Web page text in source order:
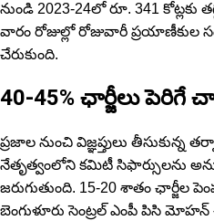
నుండి 2023-24లో రూ. 341 కోట్లకు
వారం రోజుల్లో రోజువారీ ప్రయాణీకుల
చేరుకుంది.
40-45% ఛార్జీలు పెరిగే
ప్రజాల నుంచి విజ్ఞ‌ప్తులు తీసుకున్న
నేతృత్వంలోని కమిటీ సిఫార్సులను
జరుగుతుంది. 15-20 శాతం ఛార్జీల
బెంగుళూరు సెంట్రల్ ఎంపీ పిసి